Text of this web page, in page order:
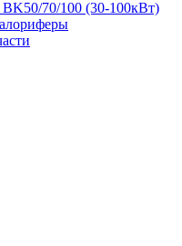
70/100 (30-100кВт)